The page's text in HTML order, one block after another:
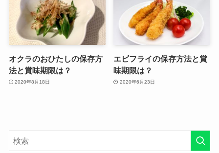
オクラのおひたしの保存方
法と賞味期限は？
2020年8月18日
エビフライの保存方法と賞
味期限は？
2020年6月23日